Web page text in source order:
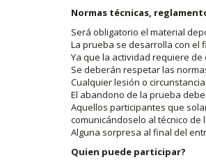
Normas técnicas,
Será obligatorio el material
La prueba se desarrolla con el
Ya que la actividad requiere
Se deberán respetar las
Cualquier lesión o
El abandono de la prueba
Aquellos participantes que
comunicándoselo al técnico de
Alguna sorpresa al final del
Quien puede participar?